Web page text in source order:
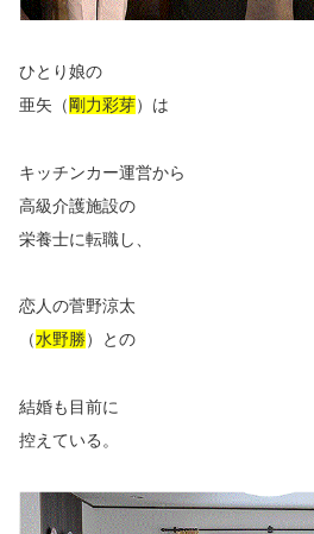
ひとり娘の
亜矢（剛力彩芽）は
キッチンカー運営から
高級介護施設の
栄養士に転職し、
恋人の菅野涼太
（水野勝）との
結婚も目前に
控えている。